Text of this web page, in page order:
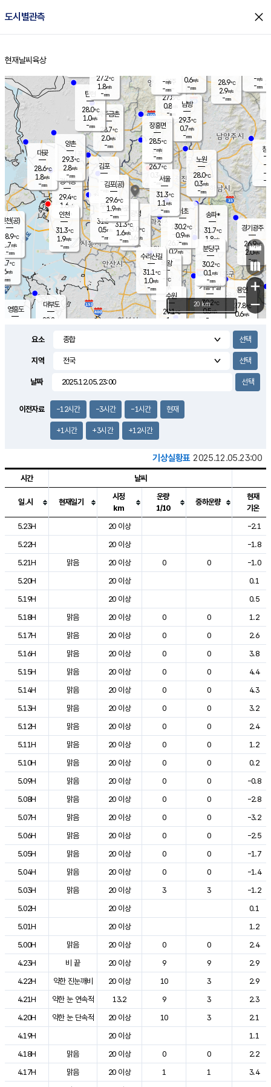
도시별관측 close
홈
현재날씨 육상
의도
℃
m/s
mm
영흥도
양주
27.8℃
0.8
-mm
과천
26.7℃
0.2m/s
- mm
용인
27.8℃
0.6m/s
경기광주
26.9℃
2.0m/s
-mm
0.0m/s
대부도
28.2
경서동
29.4℃
1.6 m/s
-mm
파주금촌
28.7℃
2.0m/s
-mm
28.9℃
2.9m/s
-mm
대곶
28.6℃
1.8m/s
-mm
창
-
-m/
-
탄현
28.0℃
1.0m/s
-mm
-m/s
-mm
의왕
- ℃
m/s
mm
김포
- ℃
-m/s
mm
광명
33.0
℃
0.6 m/s
-mm
부천
31.5℃
0.5m/s
-mm
양촌
29.3℃
2.8m/s
-mm
구로
31.3℃
1.6m/s
-mm
은평
26.7℃
0.3 m/s
- mm
노원
28.0℃
0.3m/s
-mm
송파*
31.7℃
1.8m/s
-mm
서초
30.2℃
0.9m/s
-mm
남방
29.3℃
0.7m/s
-mm
기흥구갈
30.2℃
0.5m/s
-
수리산길
31.1℃
1.0m/s
-mm
분당구
30.2℃
0.1 m/s
-mm
장흥면
28.5℃
-m/s
-mm
-m/s
-mm
인천(공)
28.9℃
1.7m/s
-mm
김포(공)
29.6℃
1.9m/s
-mm
수원
29.1℃
1 m/s
인천
31.3℃
1.9m/s
-mm
서울
31.3℃
1.1 m/s
-mm
27.2℃
1.8m/s
-mm
0.6m/s
-mm
+
−
20 km
요소
지역
날짜
이전자료 -12시간 -3시간 -1시간 현재
+1시간 +3시간 +12시간
기상실황표 2025.12.05.23:00
도시별 기상실황표로 지점, 날씨, 기온, 강수, 바람, 기압등을 안내한 표입
시간 날씨
일.시 현재일기
시정
km
운량
1/10
중하운량
현재
기온
5.23H
20 이상
-2.1
5.22H
20 이상
-1.8
5.21H
맑음 20 이상 0 0
-1.0
5.20H
20 이상
0.1
5.19H
20 이상
0.5
5.18H
맑음 20 이상 0 0
1.2
5.17H
맑음 20 이상 0 0
2.6
5.16H
맑음 20 이상 0 0
3.8
5.15H
맑음 20 이상 0 0
4.4
5.14H
맑음 20 이상 0 0
4.3
5.13H
맑음 20 이상 0 0
3.2
5.12H
맑음 20 이상 0 0
2.4
5.11H
맑음 20 이상 0 0
1.2
5.10H
맑음 20 이상 0 0
0.2
5.09H
맑음 20 이상 0 0
-0.8
5.08H
맑음 20 이상 0 0
-2.8
5.07H
맑음 20 이상 0 0
-3.2
5.06H
맑음 20 이상 0 0
-2.5
5.05H
맑음 20 이상 0 0
-1.7
5.04H
맑음 20 이상 0 0
-1.4
5.03H
맑음 20 이상 3 3
-1.2
5.02H
20 이상
0.1
5.01H
20 이상
1.2
5.00H
맑음 20 이상 0 0
2.4
4.23H
비 끝 20 이상 9 9
2.9
4.22H
약한 진눈깨비 20 이상 10 3
2.9
4.21H
약한 눈 연속적 13.2 9 3
2.3
4.20H
약한 눈 단속적 20 이상 10 3
2.1
4.19H
20 이상
1.1
4.18H
맑음 20 이상 0 0
2.2
4.17H
맑음 20 이상 1 1
3.4